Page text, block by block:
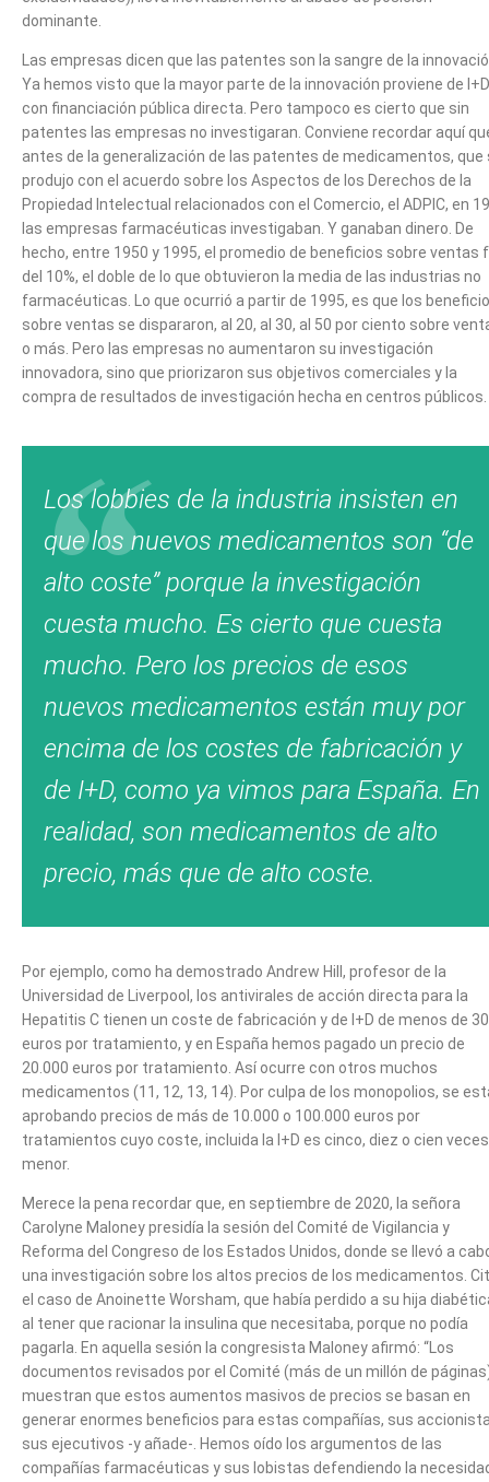
dominante.
Las empresas dicen que las patentes son la sangre de la
Ya hemos visto que la mayor parte de la innovación proviene de I+D
con financiación pública directa. Pero tampoco es cierto que sin
patentes las empresas no investigaran. Conviene recordar aquí
antes de la generalización de las patentes de medicamentos, que
produjo con el acuerdo sobre los Aspectos de los Derechos de la
Propiedad Intelectual relacionados con el Comercio, el ADPIC, en
las empresas farmacéuticas investigaban. Y ganaban dinero. De
hecho, entre 1950 y 1995, el promedio de beneficios sobre ventas
del 10%, el doble de lo que obtuvieron la media de las industrias no
farmacéuticas. Lo que ocurrió a partir de 1995, es que los
sobre ventas se dispararon, al 20, al 30, al 50 por ciento sobre
o más. Pero las empresas no aumentaron su investigación
innovadora, sino que priorizaron sus objetivos comerciales y la
compra de resultados de investigación hecha en centros públicos.
Los lobbies de la industria insisten en
que los nuevos medicamentos son “de
alto coste” porque la investigación
cuesta mucho. Es cierto que cuesta
mucho. Pero los precios de esos
nuevos medicamentos están muy por
encima de los costes de fabricación y
de I+D, como ya vimos para España. En
realidad, son medicamentos de alto
precio, más que de alto coste.
Por ejemplo, como ha demostrado Andrew Hill, profesor de la
Universidad de Liverpool, los antivirales de acción directa para la
Hepatitis C tienen un coste de fabricación y de I+D de menos de
euros por tratamiento, y en España hemos pagado un precio de
20.000 euros por tratamiento. Así ocurre con otros muchos
medicamentos (11, 12, 13, 14). Por culpa de los monopolios, se
aprobando precios de más de 10.000 o 100.000 euros por
tratamientos cuyo coste, incluida la I+D es cinco, diez o cien veces
menor.
Merece la pena recordar que, en septiembre de 2020, la señora
Carolyne Maloney presidía la sesión del Comité de Vigilancia y
Reforma del Congreso de los Estados Unidos, donde se llevó a
una investigación sobre los altos precios de los medicamentos.
el caso de Anoinette Worsham, que había perdido a su hija
al tener que racionar la insulina que necesitaba, porque no podía
pagarla. En aquella sesión la congresista Maloney afirmó: “Los
documentos revisados por el Comité (más de un millón de
muestran que estos aumentos masivos de precios se basan en
generar enormes beneficios para estas compañías, sus
sus ejecutivos -y añade-. Hemos oído los argumentos de las
compañías farmacéuticas y sus lobistas defendiendo la